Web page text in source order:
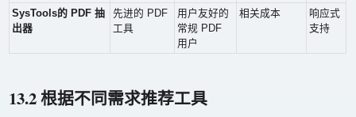
SysTools的 PDF 抽
出器
先进的 PDF
工具
用户友好的
常规 PDF
用户
相关成本
响应式
支持
13.2 根据不同需求推荐工具